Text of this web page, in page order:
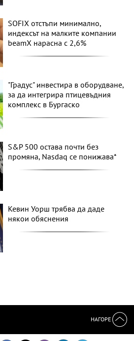
SOFIX отстъпи минимално,
индексът на малките компании
beamX нарасна с 2,6%
"Градус" инвестира в оборудване,
за да интегрира птицевъдния
комплекс в Бургаско
S&P 500 остава почти без
промяна, Nasdaq се понижава*
Кевин Уорш трябва да даде
някои обяснения
НАГОРЕ